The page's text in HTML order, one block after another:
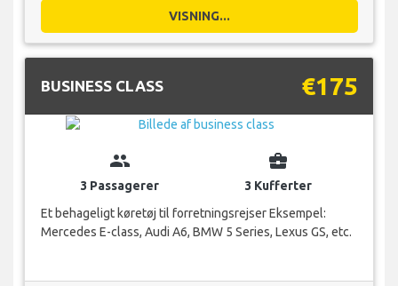
VISNING...
BUSINESS CLASS €175
group
3 Passagerer
business_center
3 Kufferter
Et behageligt køretøj til forretningsrejser Eksempel:
Mercedes E-class, Audi A6, BMW 5 Series, Lexus GS, etc.